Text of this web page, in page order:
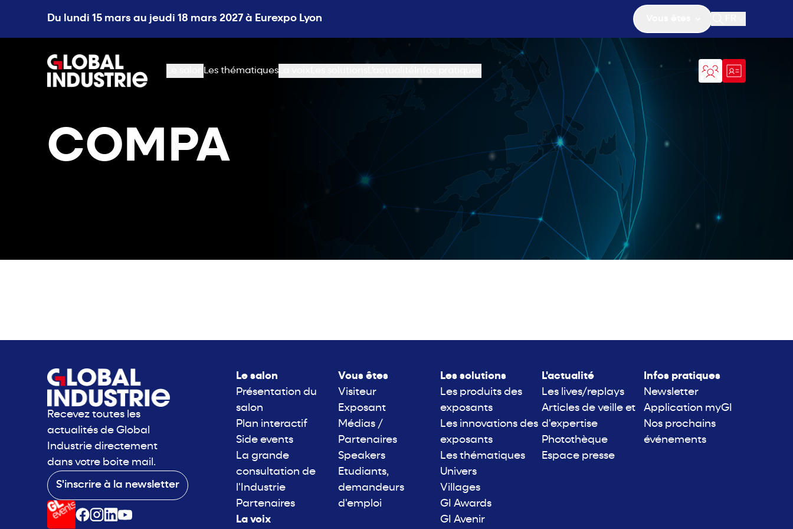
Du lundi 15 mars au jeudi 18 mars 2027 à Eurexpo Lyon
Ouvrir la
page.home
Les thématiques
COMPA
Recevez toutes les
actualités de Global
Industrie directement
dans votre boite mail.
S'inscrire à la newsletter
Le salon
Présentation du
salon
Plan interactif
Side events
La grande
consultation de
l'Industrie
Partenaires
La voix
Vous êtes
Visiteur
Exposant
Médias /
Partenaires
Speakers
Etudiants,
demandeurs
d'emploi
Les solutions
Les produits des
exposants
Les innovations des
exposants
Les thématiques
Univers
Villages
GI Awards
GI Avenir
L'actualité
Les lives/replays
Articles de veille et
d'expertise
Photothèque
Espace presse
Infos pratiques
Newsletter
Application myGI
Nos prochains
événements